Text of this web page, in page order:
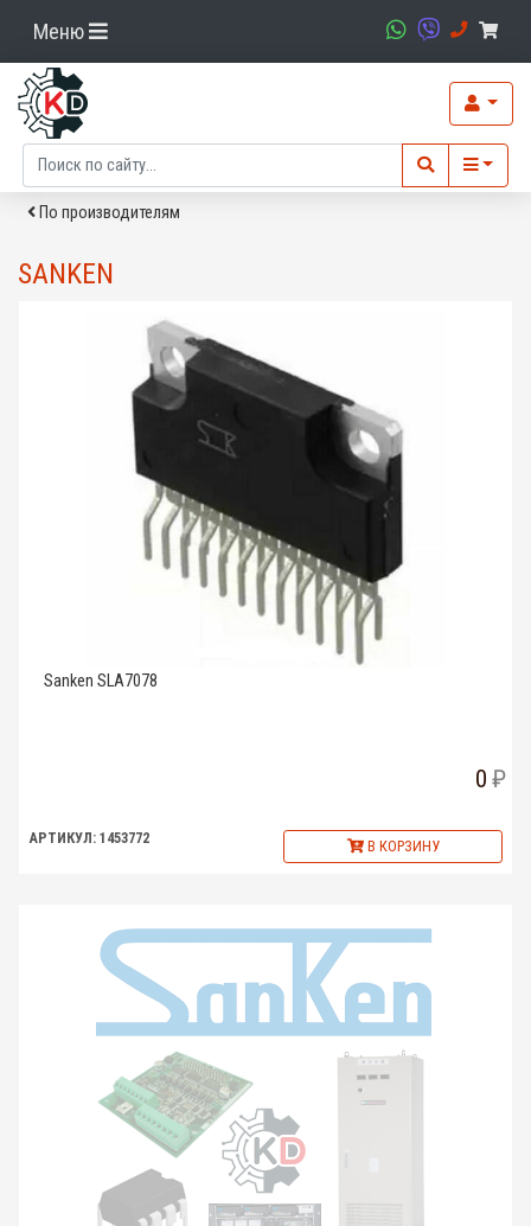
Меню
По производителям
SANKEN
Sanken SLA7078
0
АРТИКУЛ: 1453772 В КОРЗИНУ